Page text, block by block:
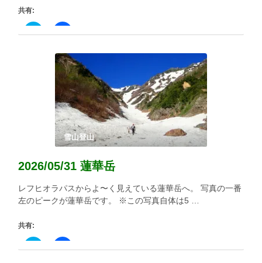
き
ま
共有:
ク
リ
Twitter
で
開
ま
す)
Facebook
で
有
す
る
に
は
ク
リ
ッ
ク
し
て
く
だ
(新
し
ウ
ィ
ン
き
ま
雪山登山
2026/05/31 蓮華岳
レフヒオラパスからよ〜く見えている蓮華岳へ。 写真の一番
左のピークが蓮華岳です。 ※この写真自体は5 …
共有:
ク
リ
Facebook
で